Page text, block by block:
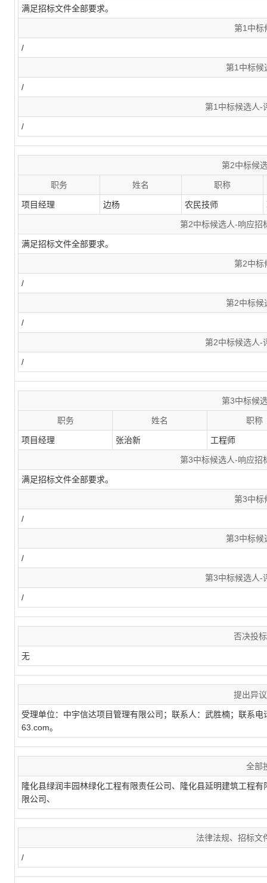
满足招标文件全部要求。
第1中标
/
第1中标候
/
第1中标候选人-
/
第2中标候
职务 姓名 职称
项目经理 边杨 农民技师
第2中标候选人-响应招
满足招标文件全部要求。
第2中标
/
第2中标候
/
第2中标候选人-
/
第3中标候
职务 姓名 职称
项目经理 张治新 工程师
第3中标候选人-响应招
满足招标文件全部要求。
第3中标
/
第3中标候
/
第3中标候选人-
/
否决投
无
提出异
受理单位：中宇信达项目管理有限公司；联系人：武胜楠；联系
63.com。
全部
隆化县绿润丰园林绿化工程有限责任公司、隆化县延明建筑工程
限公司、
法律法规、招标文
/